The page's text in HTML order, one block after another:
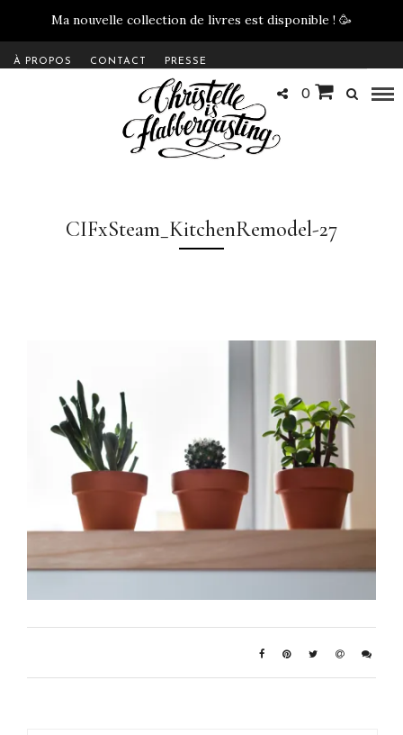
Ma nouvelle collection de livres est disponible ! 🥳
À PROPOS CONTACT PRESSE
0
CIFxSteam_KitchenRemodel-27